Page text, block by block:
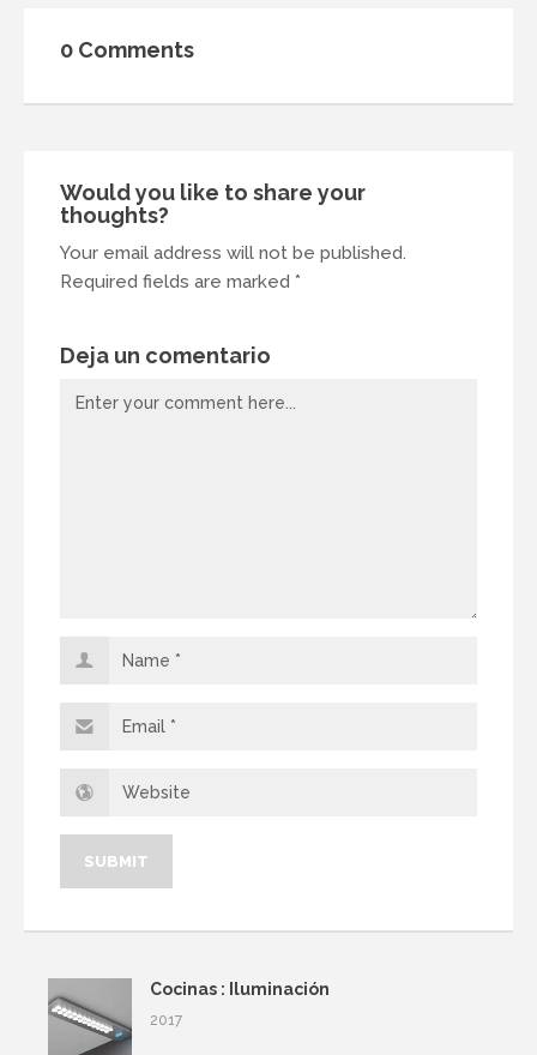
0 Comments
Would you like to share your
thoughts?
Your email address will not be published.
Required fields are marked *
Deja un comentario
Cocinas : Iluminación
2017